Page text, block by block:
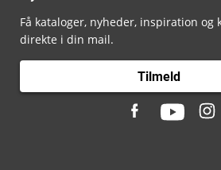
Få kataloger, nyheder, inspiration og
direkte i din mail.
Tilmeld